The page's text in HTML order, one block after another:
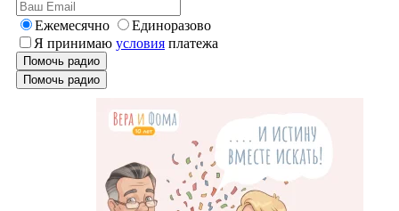
Ежемесячно
Единоразово
Я принимаю условия платежа
Помочь радио
Помочь радио